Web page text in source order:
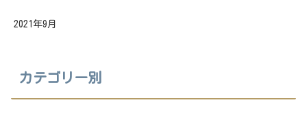
2021年9月
カテゴリー別